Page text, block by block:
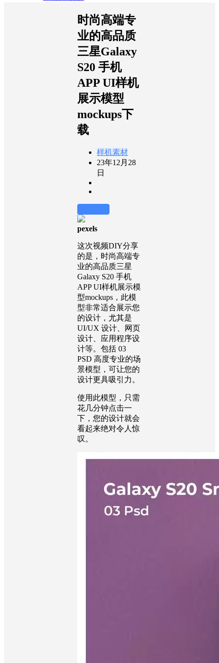
时尚高端专
业的高品质
三星Galaxy
S20 手机
APP UI样机
展示模型
mockups下
载
样机素材
23年12月28
日
pexels
这次视频DIY分享
的是，时尚高端专
业的高品质三星
Galaxy S20 手机
APP UI样机展示模
型mockups， 此模
型非常适合展示您
的设计，尤其是
UI/UX 设计、网页
设计、应用程序设
计等。包括 03
PSD 高度专业的场
景模型，可让您的
设计更具吸引力。
使用此模型，只需
花几分钟点击一
下，您的设计就会
看起来绝对令人惊
叹。